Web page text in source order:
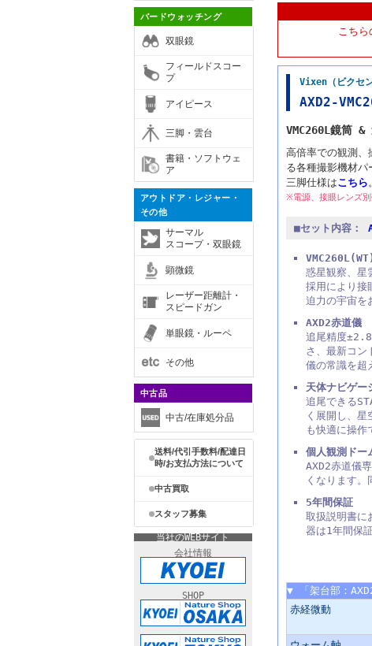
バードウォッチング
双眼鏡
フィールドスコー
プ
アイピース
三脚・雲台
書籍・ソフトウェ
ア
アウトドア・レジャー・
その他
サーマル
スコープ・双眼鏡
顕微鏡
レーザー距離計・
スピードガン
単眼鏡・ルーペ
その他
中古品
中古/在庫処分品
送料/代引手数料/配達日
時/お支払方法について
中古買取
スタッフ募集
当社のWEBサイト
会社情報
SHOP
こちら
Vixen（ビクセ
AXD2-
VMC260L鏡筒 &
高倍率での観測
る各種撮影機材パ
三脚仕様はこちら。
※電源、接眼レンズ
■セット内容：
惑星観察、星
採用により接
迫力の宇宙を
AXD2赤道儀
追尾精度±2.8
さ、最新コン
儀の常識を超
天体ナビゲー
追尾できる
く展開し、
も快適に操作
個人観測ドー
AXD2赤道儀
くなります。
5年間保証
取扱説明書に
器は1年間保証
▼ 「架台部：
赤経微動